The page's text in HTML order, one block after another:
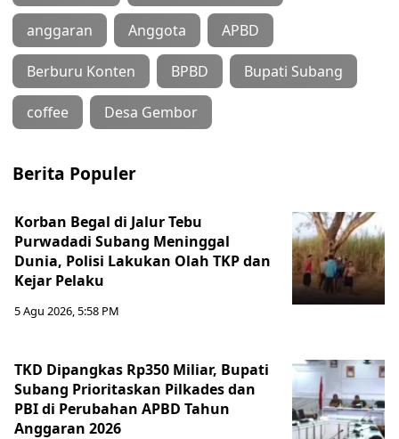
anggaran Anggota APBD
Berburu Konten BPBD Bupati Subang
coffee Desa Gembor
Berita Populer
Korban Begal di Jalur Tebu
Purwadadi Subang Meninggal
Dunia, Polisi Lakukan Olah TKP dan
Kejar Pelaku
5 Agu 2026, 5:58 PM
TKD Dipangkas Rp350 Miliar, Bupati
Subang Prioritaskan Pilkades dan
PBI di Perubahan APBD Tahun
Anggaran 2026